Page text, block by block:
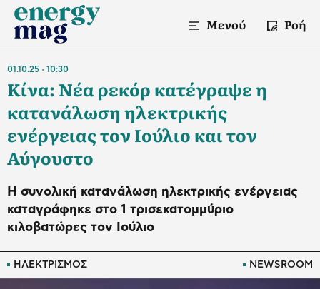
Μενού Ροή
ΗΛΕΚΤΡΙΣΜΟΣ NEWSROOM
01.10.25 10:30
Κίνα: Νέα ρεκόρ κατέγραψε η
κατανάλωση ηλεκτρικής
ενέργειας τον Ιούλιο και τον
Αύγουστο
Η συνολική κατανάλωση ηλεκτρικής ενέργειας
καταγράφηκε στο 1 τρισεκατομμύριο
κιλοβατώρες τον Ιούλιο